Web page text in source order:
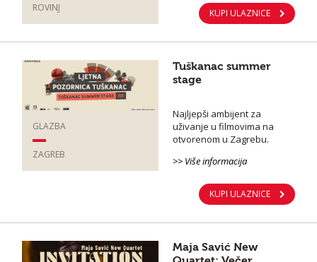
ROVINJ KUPI ULAZNICE
GLAZBA
ZAGREB
Tuškanac summer
stage
Najljepši ambijent za
uživanje u filmovima na
otvorenom u Zagrebu.
>> Više informacija
KUPI ULAZNICE
Maja Savić New